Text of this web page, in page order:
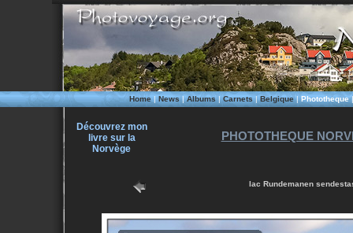
Home|News|Albums|Carnets|Belgique|Phototheque
Découvrez mon
livre sur la
Norvège
PHOTOTHEQUE
lac Rundemanen